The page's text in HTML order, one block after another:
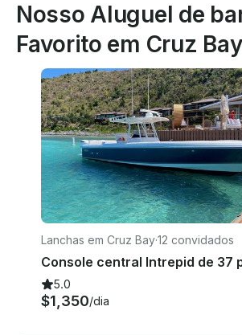
Nosso Aluguel de
Favorito em Cruz Bay
Lanchas em Cruz Bay·12 convidados
5.0
$1,350/dia